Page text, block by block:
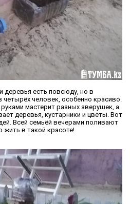
деревья есть повсюду, но в
четырёх человек, особенно красиво.
мастерит разных зверушек, а
деревья, кустарники и цветы. Вот
Всей семьёй вечерами поливают
жить в такой красоте!